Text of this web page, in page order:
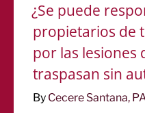
¿Se puede
propietarios de
por las lesiones
traspasan sin
By Cecere Santana,